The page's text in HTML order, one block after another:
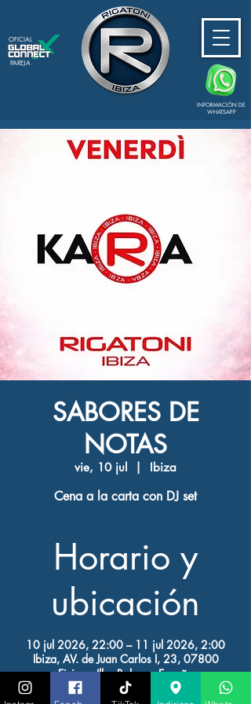
PAREJA
OFICIAL
INFORMACIÓN DE
WHATSAPP
SABORES DE
NOTAS
vie, 10 jul
  |
Ibiza
Cena a la carta con DJ set
Horario y
ubicación
10 jul 2026, 22:00 – 11 jul 2026, 2:00
Ibiza, AV. de Juan Carlos I, 23, 07800
Eivissa, Illes Balears, España
Otras fechas